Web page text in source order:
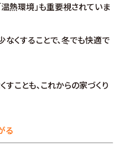
温熱環境」も重要視されていま
くすることで、冬でも快適で
すことも、これからの家づくり
る